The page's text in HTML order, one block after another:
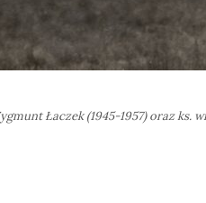
Łaczek (1945-1957) oraz ks.